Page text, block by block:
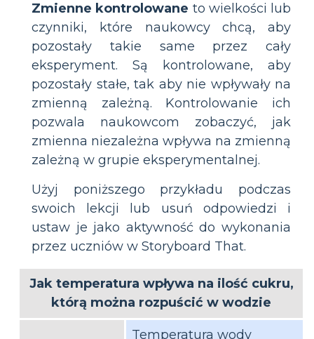
Zmienne kontrolowane to wielkości lub
czynniki, które naukowcy chcą, aby
pozostały takie same przez cały
eksperyment. Są kontrolowane, aby
pozostały stałe, tak aby nie wpływały na
zmienną zależną. Kontrolowanie ich
pozwala naukowcom zobaczyć, jak
zmienna niezależna wpływa na zmienną
zależną w grupie eksperymentalnej.
Użyj poniższego przykładu podczas
swoich lekcji lub usuń odpowiedzi i
ustaw je jako aktywność do wykonania
przez uczniów w Storyboard That.
Jak temperatura wpływa na ilość cukru,
którą można rozpuścić w wodzie
Temperatura wody